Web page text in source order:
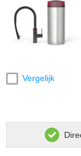
Vergelijk